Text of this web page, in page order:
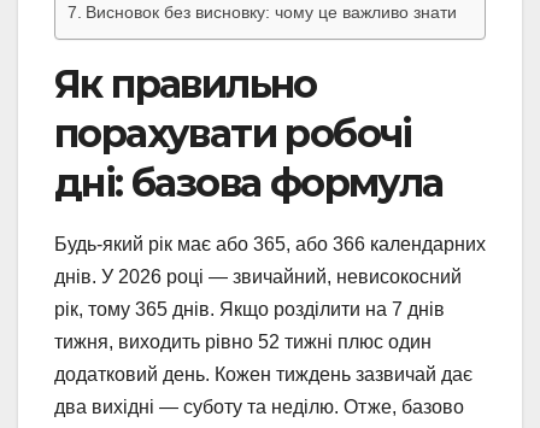
Висновок без висновку: чому це важливо знати
Як правильно
порахувати робочі
дні: базова формула
Будь-який рік має або 365, або 366 календарних
днів. У 2026 році — звичайний, невисокосний
рік, тому 365 днів. Якщо розділити на 7 днів
тижня, виходить рівно 52 тижні плюс один
додатковий день. Кожен тиждень зазвичай дає
два вихідні — суботу та неділю. Отже, базово